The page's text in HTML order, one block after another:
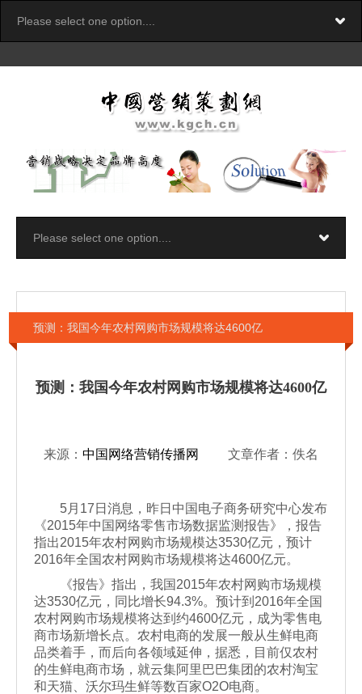
预测：我国今年农村网购市场规模将达4600亿
预测：我国今年农村网购市场规模将达4600亿
来源： 中国网络营销传播网 文章作者：佚名
5月17日消息，昨日中国电子商务研究中心发布
《2015年中国网络零售市场数据监测报告》，报告
指出2015年农村网购市场规模达3530亿元，预计
2016年全国农村网购市场规模将达4600亿元。
《报告》指出，我国2015年农村网购市场规模
达3530亿元，同比增长94.3%。预计到2016年全国
农村网购市场规模将达到约4600亿元，成为零售电
商市场新增长点。农村电商的发展一般从生鲜电商
品类着手，而后向各领域延伸，据悉，目前仅农村
的生鲜电商市场，就云集阿里巴巴集团的农村淘宝
和天猫、沃尔玛生鲜等数百家O2O电商。